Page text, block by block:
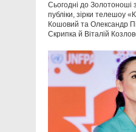
Сьогодні до Золотоноші
публіки, зірки телешоу
Кошовий та Олександр
Скрипка й Віталій